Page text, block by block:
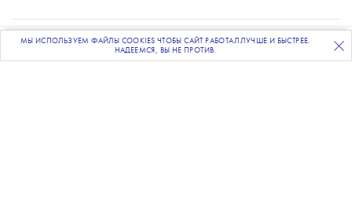
ПОДПИСЫВАЙТЕСЬНА НАШУ ВЕЧЕРНЮЮ РАССЫЛКУ
О ПРОЕКТЕ
МЫ ИСПОЛЬЗУЕМ ФАЙЛЫ COOKIES ЧТОБЫ САЙТ РАБОТАЛ ЛУЧШЕ И БЫСТРЕЕ.
НАДЕЕМСЯ, ВЫ НЕ ПРОТИВ.